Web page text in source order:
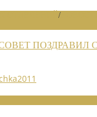
/
ПОЗДРАВИЛ